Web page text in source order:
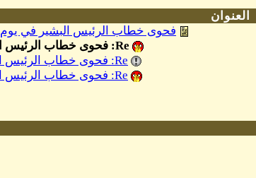
العنوان
فحوى خطاب الرئيس البشير في يوم 1/1/2016م بقلم جمال السراج
Re: فحوى خطاب الرئيس البشير في يوم 1/1/2016م بقلم
Re: فحوى خطاب الرئيس البشير في يوم 1/1/2016م بقلم
Re: فحوى خطاب الرئيس البشير في يوم 1/1/2016م بقلم